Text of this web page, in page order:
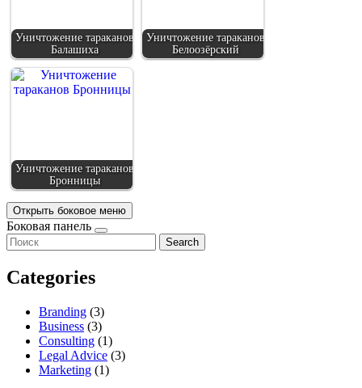
Уничтожение тараканов
Балашиха
Уничтожение тараканов
Белоозёрский
Уничтожение тараканов
Бронницы
Открыть боковое меню
Боковая панель
Search
Categories
Branding (3)
Business (3)
Consulting (1)
Legal Advice (3)
Marketing (1)